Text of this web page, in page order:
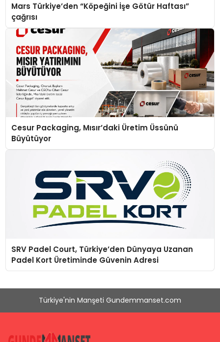
Mars Türkiye’den “Köpeğini İşe Götür Haftası”
çağrısı
Cesur Packaging, Mısır’daki Üretim Üssünü
Büyütüyor
SRV Padel Court, Türkiye’den Dünyaya Uzanan
Padel Kort Üretiminde Güvenin Adresi
Türkiye'nin Manşeti Gundemmanset.com